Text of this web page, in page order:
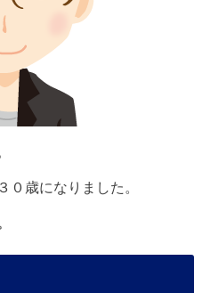
歳になりました。